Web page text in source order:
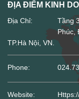
ĐỊA ĐIỂM KINH
Địa Chỉ:
Tầng
Phúc,
TP.Hà Nội, VN.
Phone:
Website: